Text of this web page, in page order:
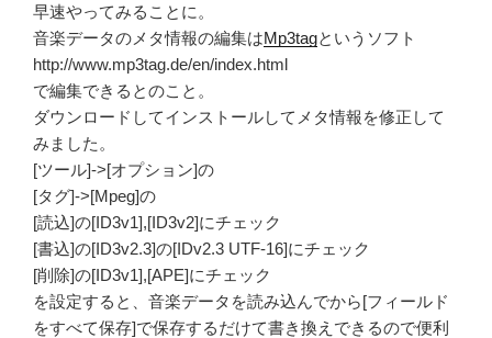
早速やってみることに。
音楽データのメタ情報の編集はMp3tagというソフト
http://www.mp3tag.de/en/index.html
で編集できるとのこと。
ダウンロードしてインストールしてメタ情報を修正して
みました。
[ツール]->[オプション]の
[タグ]->[Mpeg]の
[読込]の[ID3v1],[ID3v2]にチェック
[書込]の[ID3v2.3]の[IDv2.3 UTF-16]にチェック
[削除]の[ID3v1],[APE]にチェック
を設定すると、音楽データを読み込んでから[フィールド
をすべて保存]で保存するだけて書き換えできるので便利